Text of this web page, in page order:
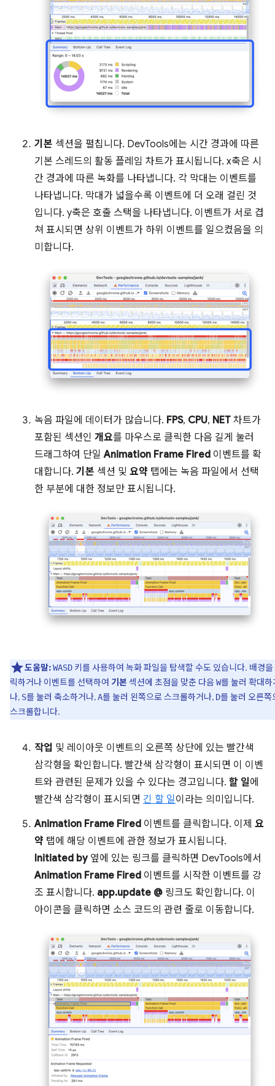
기본 섹션을 펼칩니다. DevTools에는 시간 경과에 따른
기본 스레드의 활동 플레임 차트가 표시됩니다. x축은 시
간 경과에 따른 녹화를 나타냅니다. 각 막대는 이벤트를
나타냅니다. 막대가 넓을수록 이벤트에 더 오래 걸린 것
입니다. y축은 호출 스택을 나타냅니다. 이벤트가 서로 겹
쳐 표시되면 상위 이벤트가 하위 이벤트를 일으켰음을 의
미합니다.
녹음 파일에 데이터가 많습니다. FPS, CPU, NET 차트가
포함된 섹션인 개요를 마우스로 클릭한 다음 길게 눌러
드래그하여 단일Animation Frame Fired 이벤트를 확
대합니다. 기본 섹션 및 요약 탭에는 녹음 파일에서 선택
한 부분에 대한 정보만 표시됩니다.
도움말:WASD 키를 사용하여 녹화 파일을 탐색할 수도 있습니다. 배경을
릭하거나 이벤트를 선택하여 기본 섹션에 초점을 맞춘 다음W를 눌러 확대하
나, S를 눌러 축소하거나,A를 눌러 왼쪽으로 스크롤하거나, D를 눌러 오른쪽
스크롤합니다.
작업 및 레이아웃 이벤트의 오른쪽 상단에 있는 빨간색
삼각형을 확인합니다. 빨간색 삼각형이 표시되면 이 이벤
트와 관련된 문제가 있을 수 있다는 경고입니다. 할 일에
빨간색 삼각형이 표시되면 긴 할 일이라는 의미입니다.
Animation Frame Fired 이벤트를 클릭합니다. 이제 요
약 탭에 해당 이벤트에 관한 정보가 표시됩니다.
Initiated by옆에 있는 링크를 클릭하면 DevTools에서
Animation Frame Fired 이벤트를 시작한 이벤트를 강
조 표시합니다. app.update @ 링크도 확인합니다. 이
아이콘을 클릭하면 소스 코드의 관련 줄로 이동합니다.